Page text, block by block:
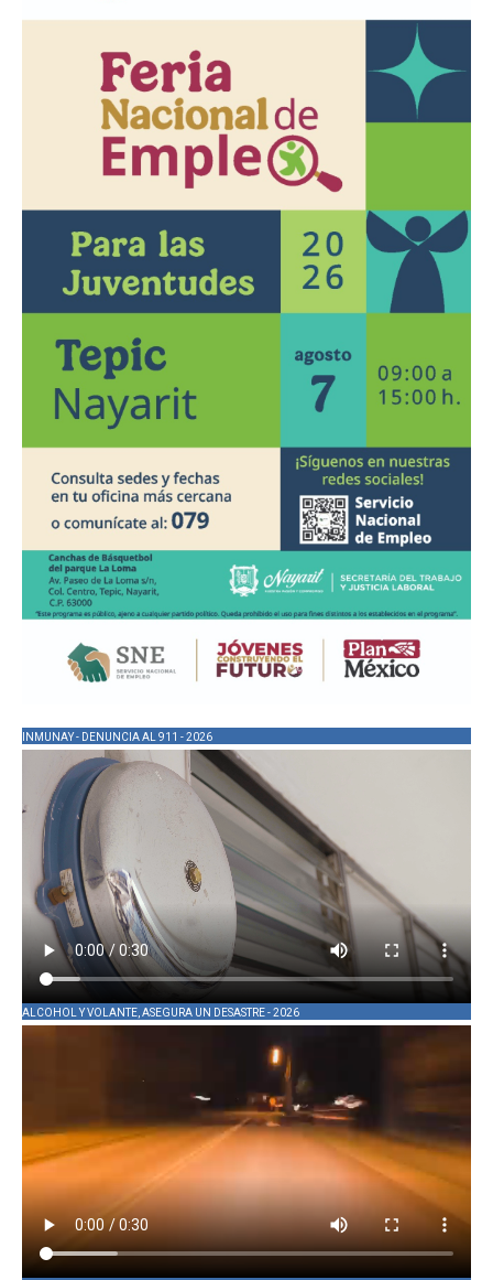
INMUNAY - DENUNCIA AL 911 - 2026
ALCOHOL Y VOLANTE, ASEGURA UN DESASTRE - 2026